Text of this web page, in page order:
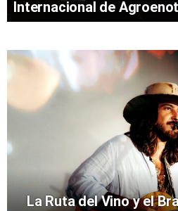
Internacional de
La Ruta del Vino y el